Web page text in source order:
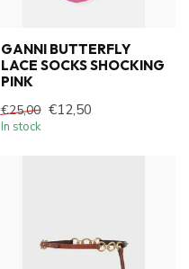
GANNI BUTTERFLY
LACE SOCKS SHOCKING
PINK
€25,00 €12,50
In stock